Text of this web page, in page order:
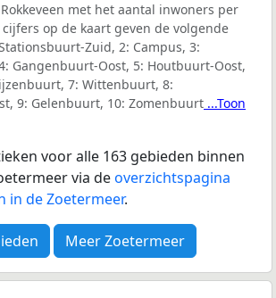
met het aantal inwoners per
op de kaart geven de volgende
Zuid, 2: Campus, 3:
Gangenbuurt-Oost, 5: Houtbuurt-Oost,
7: Wittenbuurt, 8:
9: Gelenbuurt, 10: Zomenbuurt ...Toon
voor alle 163 gebieden binnen
via deoverzichtspagina
in de Zoetermeer.
Meer Zoetermeer